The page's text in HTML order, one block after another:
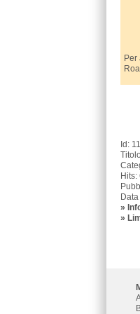
Id:
»
»